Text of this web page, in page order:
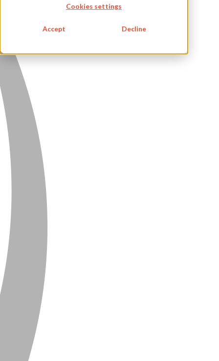
Cookies settings
Accept Decline
CAREER